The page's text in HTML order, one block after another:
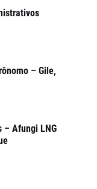
– Gile,
– Afungi LNG